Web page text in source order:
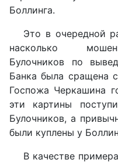
Боллинга.
Это в очередной
насколько
Булочников по
Банка была сращена
Госпожа Черкашина
эти картины
Булочников, а
были куплены у
В качестве